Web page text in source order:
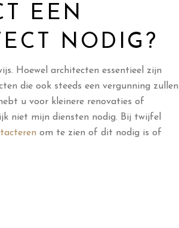
EEN
NODIG?
Hoewel architecten essentieel zijn
die ook steeds een vergunning zullen
u voor kleinere renovaties of
niet mijn diensten nodig. Bij twijfel
om te zien of dit nodig is of